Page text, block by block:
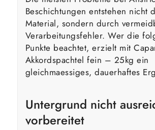
Beschichtungen entstehen nicht
Material, sondern durch
Verarbeitungsfehler. Wer die
Punkte beachtet, erzielt mit
Akkordspachtel fein – 25kg ein
gleichmaessiges, dauerhaftes
Untergrund nicht
vorbereitet